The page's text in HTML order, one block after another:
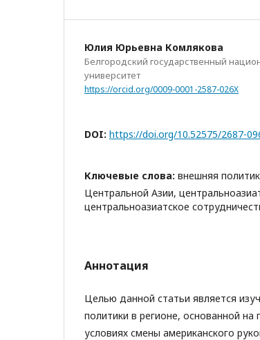
Юлия Юрьевна Комлякова
Белгородский государственный
университет
https://orcid.org/0009-0001-2587-026X
DOI: https://doi.org/10.52575/2687-
Ключевые слова: внешняя
Центральной Азии,
центральноазиатское
Аннотация
Целью данной статьи является
политики в регионе, основанной на
условиях смены американского